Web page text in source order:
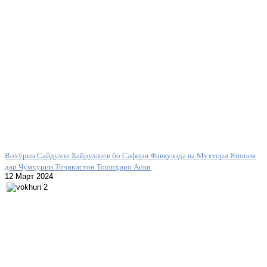
Вохӯрии Сайдулло Хайруллоев бо Сафири Фавқулода ва Мухтори Япония
дар Ҷумҳурии Тоҷикистон Тошиҳиро Аики
12 Март 2024